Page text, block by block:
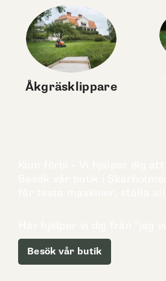
Åkgräsklippare
Besök vår butik